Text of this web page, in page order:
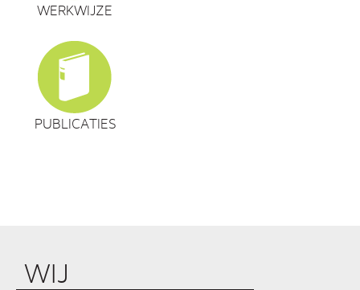
WERKWIJZE
PUBLICATIES
WIJ